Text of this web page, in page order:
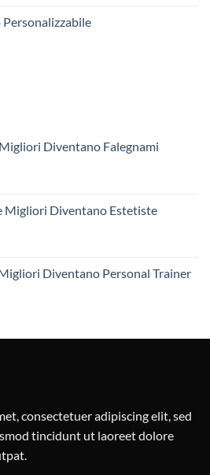
Diventano Falegnami
Migliori Diventano Estetiste
Diventano Personal Trainer
consectetuer adipiscing elit, sed
tincidunt ut laoreet dolore